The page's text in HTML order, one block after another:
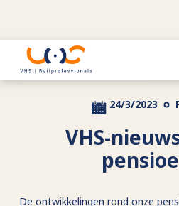
Terug naar actueel
24/3/2023
VHS-
De ontwikkelingen rond onze